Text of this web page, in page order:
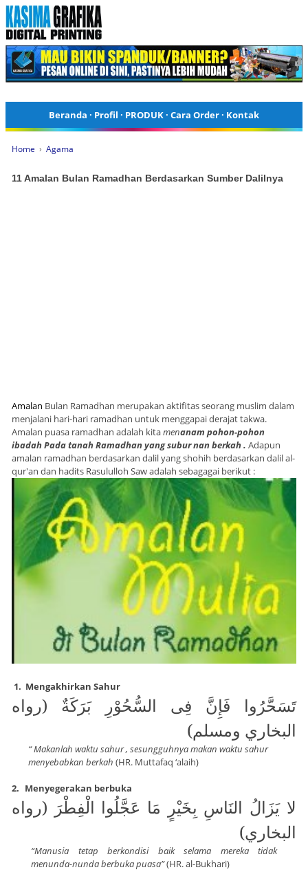
Beranda · Profil · PRODUK· Cara Order· Kontak
Home › Agama
11 Amalan Bulan Ramadhan Berdasarkan Sumber Dalilnya
Amalan Bulan Ramadhan merupakan aktifitas seorang muslim dalam
menjalani hari-hari ramadhan untuk menggapai derajat takwa.
Amalan puasa ramadhan adalah kitamenanam pohon-pohon
ibadah Pada tanah Ramadhan yang subur nan berkah . Adapun
amalan ramadhan berdasarkan dalil yang shohih berdasarkan dalil al-
qur'an dan hadits Rasululloh Saw adalah sebagagai berikut :
1. Mengakhirkan Sahur
تَسَحَّرُوا فَإِنَّ فِى السُّحُوْرِ بَرَكَةٌ (رواه
البخاري ومسلم)
“ Makanlah waktu sahur , sesungguhnya makan waktu sahur
menyebabkan berkah(HR. Muttafaq ‘alaih)
2. Menyegerakan berbuka
لا يَزَالُ النَاسِ بِخَيْرٍ مَا عَجَّلُوا الْفِطْرَ (رواه
البخاري)
“Manusia tetap berkondisi baik selama mereka tidak
menunda-nunda berbuka puasa”(HR. al-Bukhari)